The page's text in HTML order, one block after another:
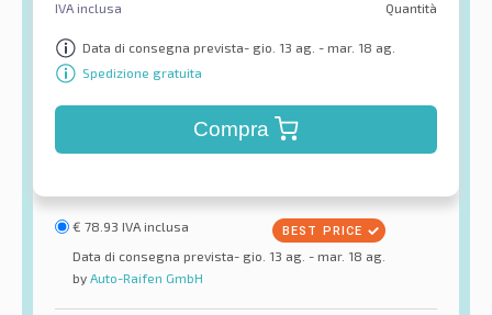
IVA inclusa Quantità
Data di consegna prevista- gio. 13 ag. - mar. 18 ag.
Spedizione gratuita
Compra
€ 78.93 IVA inclusa
Data di consegna prevista- gio. 13 ag. - mar. 18 ag.
by Auto-Raifen GmbH